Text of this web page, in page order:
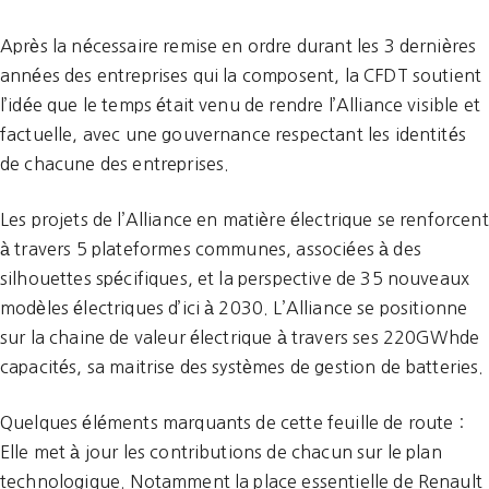
Après la nécessaire remise en ordre durant les 3 dernières
années des entreprises qui la composent, la CFDT soutient
l’idée que le temps était venu de rendre l’Alliance visible et
factuelle, avec une gouvernance respectant les identités
de chacune des entreprises.
Les projets de l’Alliance en matière électrique se renforcent
à travers 5 plateformes communes, associées à des
silhouettes spécifiques, et la perspective de 35 nouveaux
modèles électriques d’ici à 2030. L’Alliance se positionne
sur la chaine de valeur électrique à travers ses 220GWhde
capacités, sa maitrise des systèmes de gestion de batteries.
Quelques éléments marquants de cette feuille de route :
Elle met à jour les contributions de chacun sur le plan
technologique. Notamment la place essentielle de Renault